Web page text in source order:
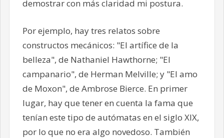
demostrar con más claridad mi postura.
Por ejemplo, hay tres relatos sobre
constructos mecánicos: "El artífice de la
belleza", de Nathaniel Hawthorne; "El
campanario", de Herman Melville; y "El amo
de Moxon", de Ambrose Bierce. En primer
lugar, hay que tener en cuenta la fama que
tenían este tipo de autómatas en el siglo XIX,
por lo que no era algo novedoso. También